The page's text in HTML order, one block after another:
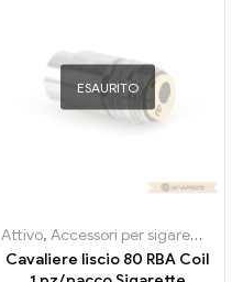
,Evaporatore
ESAURITO
Attivo, Accessori per sigarette elettroniche
Cavaliere liscio 80 RBA Coil